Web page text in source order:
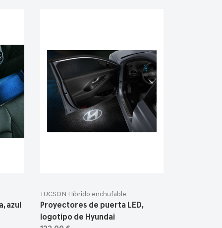
azul
TUCSON Híbrido enchufable
Proyectores de puerta LED,
logotipo de Hyundai